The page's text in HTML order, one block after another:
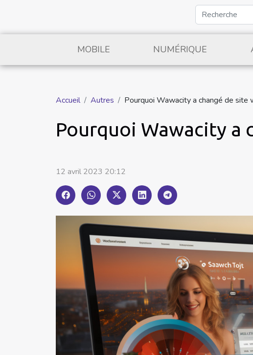
MOBILE NUMÉRIQUE
Accueil Autres Pourquoi Wawacity a changé de site
Pourquoi Wawacity a
12 avril 2023 20:12